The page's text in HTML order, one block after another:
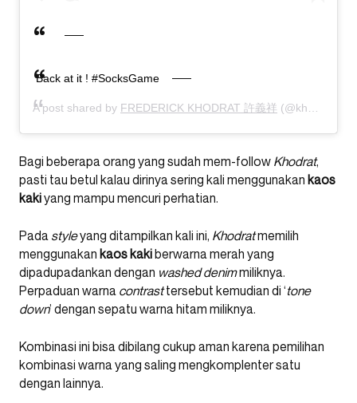
Back at it ! #SocksGame
A post shared by FREDERICK KHODRAT 許義祥 (@khodrvt) on
Bagi beberapa orang yang sudah mem-follow Khodrat,
pasti tau betul kalau dirinya sering kali menggunakan kaos
kakiyang mampu mencuri perhatian.
Pada styleyang ditampilkan kali ini, Khodratmemilih
menggunakan kaos kakiberwarna merah yang
dipadupadankan dengan washed denimmiliknya.
Perpaduan warna contrasttersebut kemudian di ‘tone
down’ dengan sepatu warna hitam miliknya.
Kombinasi ini bisa dibilang cukup aman karena pemilihan
kombinasi warna yang saling mengkomplenter satu
dengan lainnya.